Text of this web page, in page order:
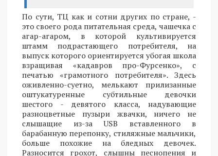
По сути, ТЦ как и сотни других по стране, -
это своего рода питательная среда, чашечка с
агар-агаром, в которой культивируется
штамм подрастающего потребителя, на
выпуск которого ориентируется убогая школа
взращивая «кадавров про-Фурсенко», с
печатью «грамотного потребителя». Здесь
оживленно-суетно, мелькают прилизанные
оштукатуренные субтильные девочки
шестого - девятого класса, надувающие
разноцветные пузыри жвачки, ничего не
слышащие из-за USB вставленного в
барабанную перепонку, стиляжные мальчики,
больше похожие на бледных девочек.
Разносится грохот, слышны песнопения и